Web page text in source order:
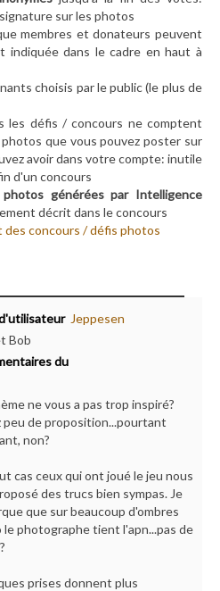
sur les photos
membres et donateurs peuvent
indiquée dans le cadre en haut à
choisis par le public (le plus de
les défis / concours ne comptent
que vous pouvez poster sur
avoir dans votre compte: inutile
d'un concours
générées par Intelligence
décrit dans le concours
des concours / défis photos
Jeppesen
Bob
du
ne vous a pas trop inspiré?
peu de proposition...pourtant
non?
cas ceux qui ont joué le jeu nous
des trucs bien sympas. Je
que sur beaucoup d'ombres
le photographe tient l'apn...pas de
prises donnent plus